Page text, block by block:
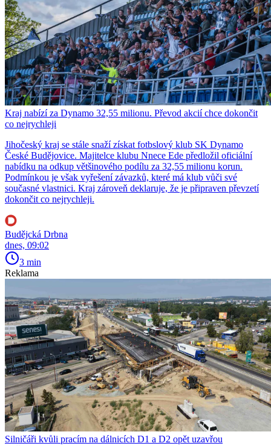
Kraj nabízí za Dynamo 32,55 milionu. Převod akcií chce dokončit
co nejrychleji
Jihočeský kraj se stále snaží získat fotbslový klub SK Dynamo
České Budějovice. Majitelce klubu Nnece Ede předložil oficiální
nabídku na odkup většinového podílu za 32,55 milionu korun.
Podmínkou je však vyřešení závazků, které má klub vůči své
současné vlastnici. Kraj zároveň deklaruje, že je připraven převzetí
dokončit co nejrychleji.
Budějcká Drbna
dnes, 09:02
3 min
Reklama
Silničáři kvůli pracím na dálnicích D1 a D2 opět uzavřou